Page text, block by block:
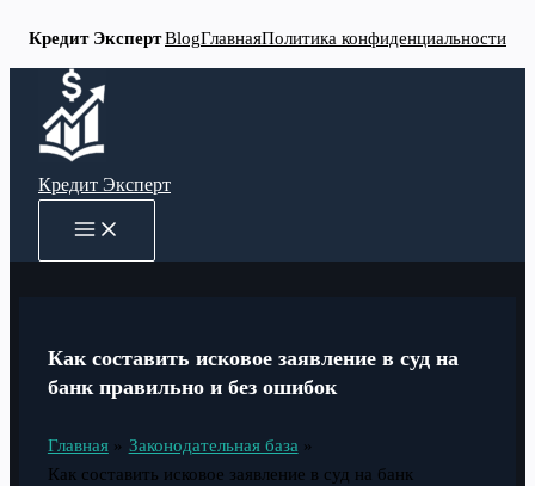
Кредит ЭкспертBlogГлавнаяПолитика конфиденциальности
Перейти
содержимому
Кредит Эксперт
MAIN
MENU
Как составить исковое заявление в суд на
банк правильно и без ошибок
Главная
Законодательная база
Как составить исковое заявление в суд на банк